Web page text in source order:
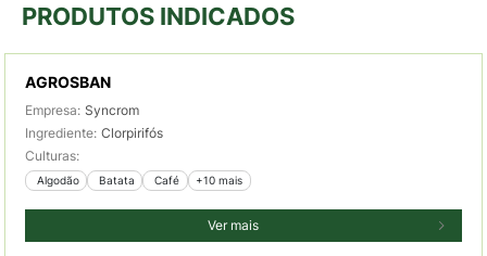
PRODUTOS INDICADOS
AGROSBAN
Empresa: Syncrom
Ingrediente: Clorpirifós
Culturas:
Algodão Batata Café +10 mais
Ver mais